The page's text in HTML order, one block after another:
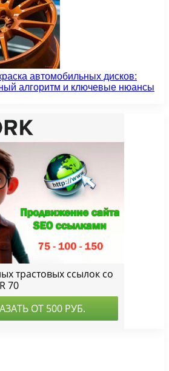
автомобильных дисков:
алгоритм и ключевые нюансы